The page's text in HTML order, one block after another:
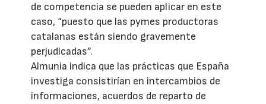
de competencia se pueden aplicar en este
caso, “puesto que las pymes productoras
catalanas están siendo gravemente
perjudicadas”.
Almunia indica que las prácticas que España
investiga consistirían en intercambios de
informaciones, acuerdos de reparto de